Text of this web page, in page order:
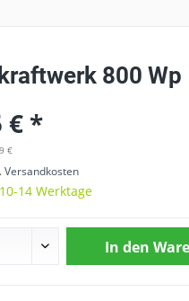
800 Wp
€ *
€
Versandkosten
14 Werktage
In den